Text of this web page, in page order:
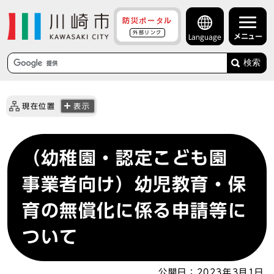
防災ポータル
外部リンク
Language メニュー
検索
現在位置 表示
（幼稚園・認定こども園
事業者向け）幼児教育・保
育の無償化に係る申請等に
ついて
公開日： 2023年3月1日